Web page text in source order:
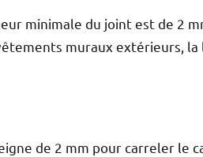
minimale du joint est de 2
muraux extérieurs,
de 2 mm pour carreler le